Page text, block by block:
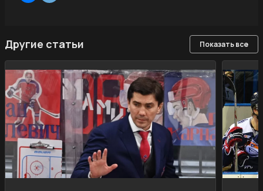
Другие статьи Показать все